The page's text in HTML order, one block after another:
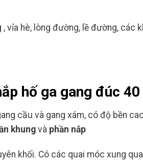
vỉa hè, lòng đường, lề đường, các
hố ga gang đúc
cầu và gang xám, có độ bền
khung và phần nắp
khối. Có các quai móc xung